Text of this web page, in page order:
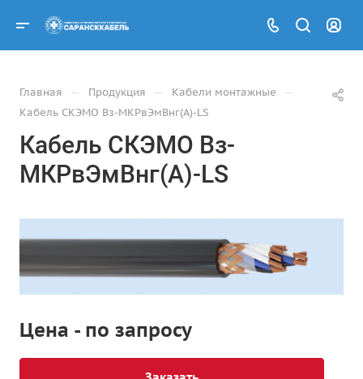
Главная — Продукция — Кабели монтажные —
Кабель СКЭМО Вз-МКРвЭмВнг(А)-LS
Кабель СКЭМО Вз-
МКРвЭмВнг(А)-LS
Цена - по запросу